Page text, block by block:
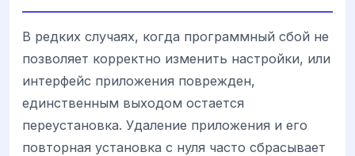
В редких случаях, когда программный сбой не
позволяет корректно изменить настройки, или
интерфейс приложения поврежден,
единственным выходом остается
переустановка. Удаление приложения и его
повторная установка с нуля часто сбрасывает